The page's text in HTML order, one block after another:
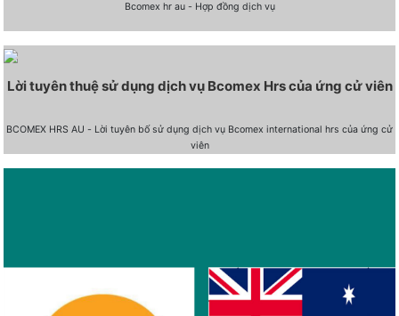
Bcomex hr au - Hợp đồng dịch vụ
Lời tuyên thuệ sử dụng dịch vụ Bcomex Hrs của ứng cử viên
BCOMEX HRS AU - Lời tuyên bố sử dụng dịch vụ Bcomex international hrs của ứng cử
viên